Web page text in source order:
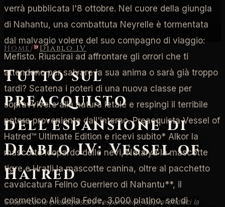
Home/ Diablo IV
Tutto sul
preacquisto
dell'espansione di
Diablo IV: Vessel of
Hatred
Scopri come preacquistare l'espansione, approfondisci la
verrà pubblicata l'8 ottobre. Nel cuore della giungla
di Nahantu, una combattuta Neyrelle è tormentata
dal malvagio volere del suo compagno di viaggio:
Mefisto. Riuscirai ad affrontare gli orrori che ti
attendono per salvare la sua anima o sarà già troppo
tardi? Scatena i poteri di una nuova classe per
sopravvivere alla natura letale e respingi il terribile
potere proveniente dall'interno. Preacquista Vessel of
Hatred™ Ultimate Edition e ricevi subito* Alkor la
mascotte leopardo delle nevi, Natalya la mascotte
tigre e Hratli la mascotte canina, oltre al pacchetto
cavalcatura Felino Guerriero di Nahantu**, il
cosmetico Ali della Fede, 3.000 platino, set di